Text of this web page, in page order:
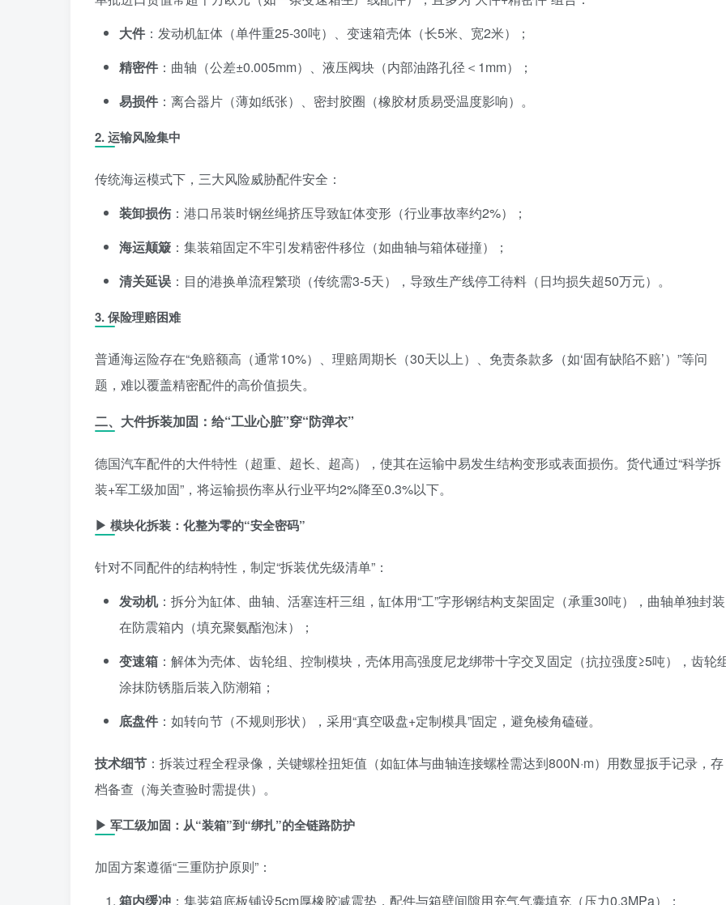
大件 ：发动机缸体（单件重25-30吨）、变速箱壳体（长5米、宽2米）；
精密件 ：曲轴（公差±0.005mm）、液压阀块（内部油路孔径＜1mm）；
易损件 ：离合器片（薄如纸张）、密封胶圈（橡胶材质易受温度影响）。
2.运输风险集中
传统海运模式下，三大风险威胁配件安全：
装卸损伤 ：港口吊装时钢丝绳挤压导致缸体变形（行业事故率约2%）；
海运颠簸 ：集装箱固定不牢引发精密件移位（如曲轴与箱体碰撞）；
清关延误 ：目的港换单流程繁琐（传统需3-5天），导致生产线停工待料（日均损失超50万元）。
3.保险理赔困难
普通海运险存在“免赔额高（通常10%）、理赔周期长（30天以上）、免责条款多（如‘固有缺陷不赔’）”等问
题，难以覆盖精密配件的高价值损失。
二、大件拆装加固：给“工业心脏”穿“防弹衣”
德国汽车配件的大件特性（超重、超长、超高），使其在运输中易发生结构变形或表面损伤。货代通过“科学拆
装+军工级加固”，将运输损伤率从行业平均2%降至0.3%以下。
▶ 模块化拆装：化整为零的“安全密码”
针对不同配件的结构特性，制定“拆装优先级清单”：
发动机：拆分为缸体、曲轴、活塞连杆三组，缸体用“工”字形钢结构支架固定（承重30吨），曲轴单独封装
在防震箱内（填充聚氨酯泡沫）；
变速箱 ：解体为壳体、齿轮组、控制模块，壳体用高强度尼龙绑带十字交叉固定（抗拉强度≥5吨），齿轮
涂抹防锈脂后装入防潮箱；
底盘件 ：如转向节（不规则形状），采用“真空吸盘+定制模具”固定，避免棱角磕碰。
技术细节 ：拆装过程全程录像，关键螺栓扭矩值（如缸体与曲轴连接螺栓需达到800N·m）用数显扳手记录，存
档备查（海关查验时需提供）。
▶ 军工级加固：从“装箱”到“绑扎”的全链路防护
加固方案遵循“三重防护原则”：
箱内缓冲 ：集装箱底板铺设5cm厚橡胶减震垫，配件与箱壁间隙用充气气囊填充（压力0.3MPa）；